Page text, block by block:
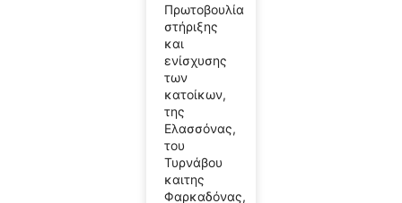
Πρωτοβουλία
στήριξης
και
ενίσχυσης
των
κατοίκων,
της
Ελασσόνας,
του
Τυρνάβου
καιτης
Φαρκαδόνας,